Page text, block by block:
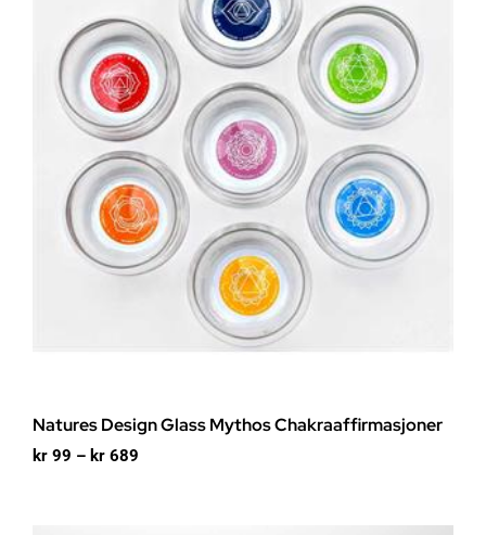
Natures Design Glass Mythos Chakraaffirmasjoner
kr 99 – kr 689